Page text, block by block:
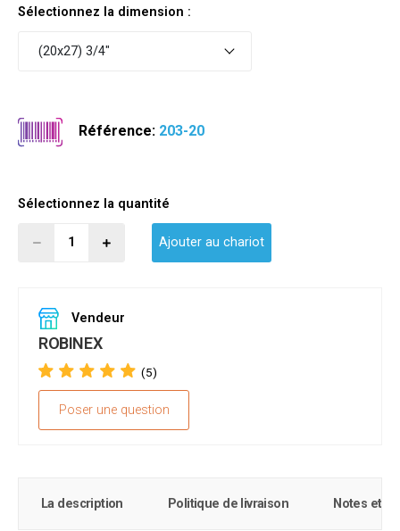
Sélectionnez la dimension :
(20x27) 3/4"
Référence: 203-20
Sélectionnez la quantité
Ajouter au chariot
Vendeur
ROBINEX
(5)
Poser une question
La description Politique de livraison Notes et